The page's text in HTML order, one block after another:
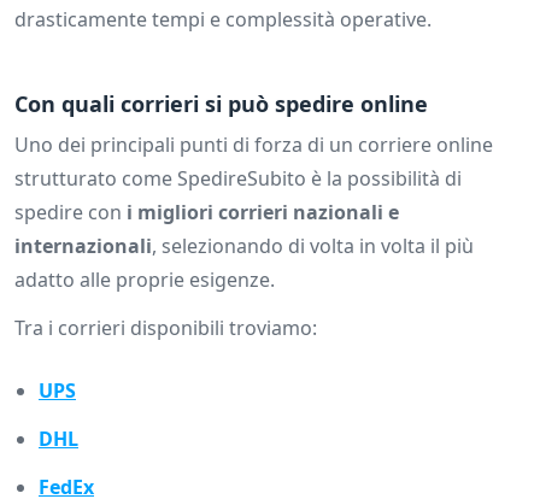
drasticamente tempi e complessità operative.
Con quali corrieri si può spedire online
Uno dei principali punti di forza di un corriere online
strutturato come SpedireSubito è la possibilità di
spedire con i migliori corrieri nazionali e
internazionali, selezionando di volta in volta il più
adatto alle proprie esigenze.
Tra i corrieri disponibili troviamo:
UPS
DHL
FedEx